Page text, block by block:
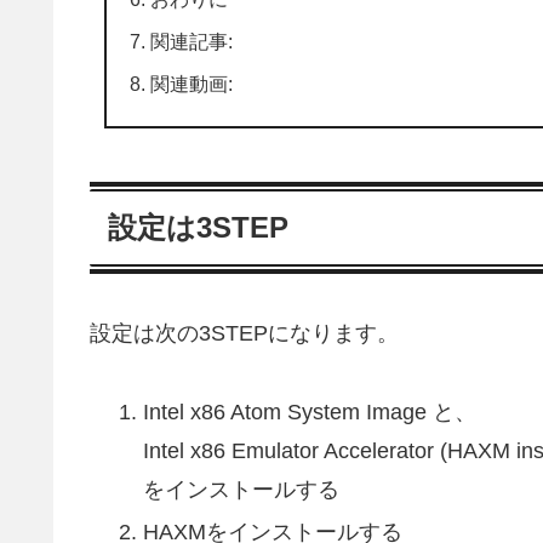
関連記事:
関連動画:
設定は3STEP
設定は次の3STEPになります。
Intel x86 Atom System Image と、
Intel x86 Emulator Accelerator (HAXM
をインストールする
HAXMをインストールする